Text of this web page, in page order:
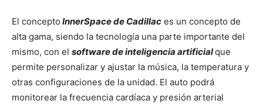
El concepto InnerSpace de Cadillac es un concepto de
alta gama, siendo la tecnología una parte importante del
mismo, con el software de inteligencia artificialque
permite personalizar y ajustar la música, la temperatura y
otras configuraciones de la unidad. El auto podrá
monitorear la frecuencia cardíaca y presión arterial